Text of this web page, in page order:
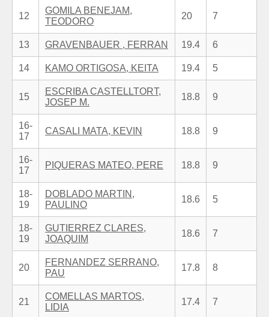
12
GOMILA BENEJAM,
TEODORO
20 7
13 GRAVENBAUER , FERRAN 19.4 6
14 KAMO ORTIGOSA, KEITA 19.4 5
15
ESCRIBA CASTELLTORT,
JOSEP M.
18.8 9
16-
17
CASALI MATA, KEVIN 18.8 9
16-
17
PIQUERAS MATEO, PERE 18.8 9
18-
19
DOBLADO MARTIN,
PAULINO
18.6 5
18-
19
GUTIERREZ CLARES,
JOAQUIM
18.6 7
20
FERNANDEZ SERRANO,
PAU
17.8 8
21
COMELLAS MARTOS,
LIDIA
17.4 7